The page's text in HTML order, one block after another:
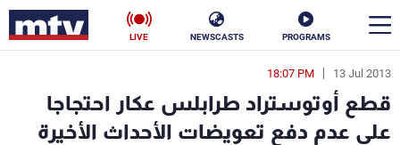
PROGRAMS
NEWSCASTS
LIVE
13 Jul 2013
18:07 PM
قطع أوتوستراد طرابلس عكار احتجاجا
على عدم دفع تعويضات الأحداث الأخيرة
en
الأخبار